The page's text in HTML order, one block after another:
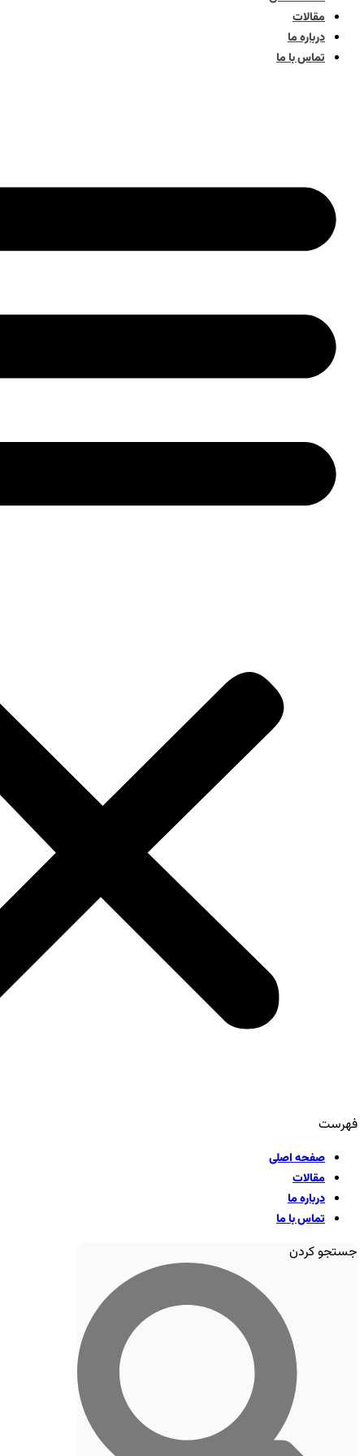
مقالات
درباره ما
تماس با ما
فهرست
صفحه اصلی
مقالات
درباره ما
تماس با ما
جستجو کردن